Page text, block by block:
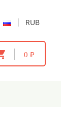
| RUB
0 ₽